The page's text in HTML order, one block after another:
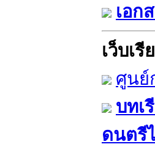
เอก
เว็บเรี
ศูนย์
บทเ
ดนตรี